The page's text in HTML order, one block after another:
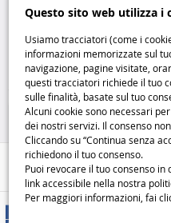
Questo sito web utilizza i
Usiamo tracciatori (come i
informazioni memorizzate sul
navigazione, pagine visitate,
questi tracciatori richiede il tuo
sulle finalità, basate sul tuo
Alcuni cookie sono necessari
dei nostri servizi. Il consenso
Cliccando su “Continua senza
richiedono il tuo consenso.
Puoi revocare il tuo consenso
link accessibile nella nostra
Per maggiori informazioni, fai
Telecomando universale
compatibile con TV Philips
Unitronic
,99€
Casa e Tempo Libero
Aiuto / Contatti